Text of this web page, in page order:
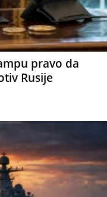
pravo da
Rusije